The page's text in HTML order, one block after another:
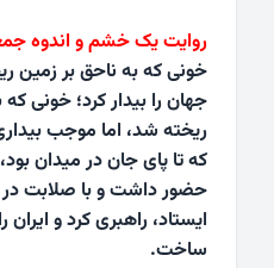
روایت یک خشم و اندوه
خونی که به ناحق بر زمین
جهان را بیدار کرد؛ خونی
ریخته شد، اما موجب
که تا پای جان در میدان
حضور داشت و با صلابت در
ایستاد، راهبری کرد و ایران
ساخت.